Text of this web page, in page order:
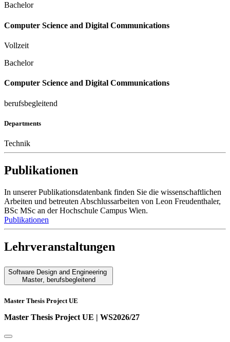
Bachelor
Computer Science and Digital Communications
Vollzeit
Bachelor
Computer Science and Digital Communications
berufsbegleitend
Departments
Technik
Publikationen
In unserer Publikationsdatenbank finden Sie die wissenschaftlichen
Arbeiten und betreuten Abschlussarbeiten von Leon Freudenthaler,
BSc MSc an der Hochschule Campus Wien.
Publikationen
Lehrveranstaltungen
Software Design and Engineering
Master, berufsbegleitend
Master Thesis Project UE
Master Thesis Project UE | WS2026/27